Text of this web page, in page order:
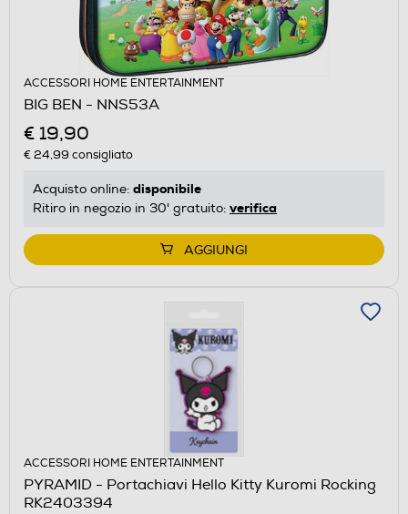
ACCESSORI HOME ENTERTAINMENT
BIG BEN - NNS53A
€ 19,90
€ 24,99 consigliato
Acquisto online: disponibile
Ritiro in negozio in 30' gratuito: verifica
AGGIUNGI
ACCESSORI HOME ENTERTAINMENT
PYRAMID - Portachiavi Hello Kitty Kuromi Rocking
RK2403394